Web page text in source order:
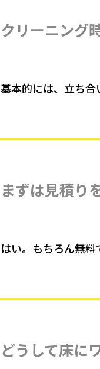
クリーニング
基本的には、立ち合
まずは見積り
はい。もちろん無料
どうして床に